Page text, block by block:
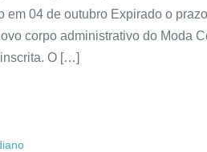
em 04 de outubro Expirado o
corpo administrativo do Moda
O […]